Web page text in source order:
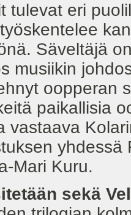
tulevat eri
Säveltäjä
musiikin
oopperan
paikallisia
vastaava
Mari Kuru.
sekä